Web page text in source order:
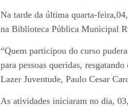
Na tarde da última quarta-
na Biblioteca Pública Municipal
“Quem participou do curso
para pessoas queridas,
Lazer Juventude, Paulo Cesar
As atividades iniciaram no dia,